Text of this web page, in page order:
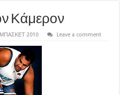
Κάμερον
2010 Leave a comment